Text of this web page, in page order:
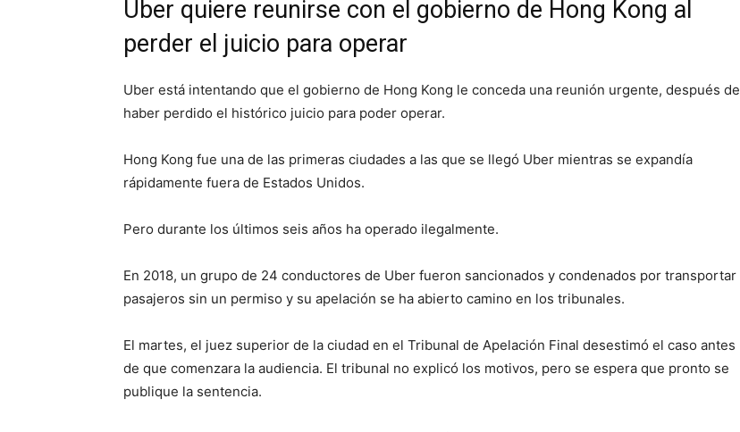
Uber quiere reunirse con el gobierno de Hong Kong al
perder el juicio para operar
Uber está intentando que el gobierno de Hong Kong le conceda una reunión urgente, después de
haber perdido el histórico juicio para poder operar.
Hong Kong fue una de las primeras ciudades a las que se llegó Uber mientras se expandía
rápidamente fuera de Estados Unidos.
Pero durante los últimos seis años ha operado ilegalmente.
En 2018, un grupo de 24 conductores de Uber fueron sancionados y condenados por transportar
pasajeros sin un permiso y su apelación se ha abierto camino en los tribunales.
El martes, el juez superior de la ciudad en el Tribunal de Apelación Final desestimó el caso antes
de que comenzara la audiencia. El tribunal no explicó los motivos, pero se espera que pronto se
publique la sentencia.